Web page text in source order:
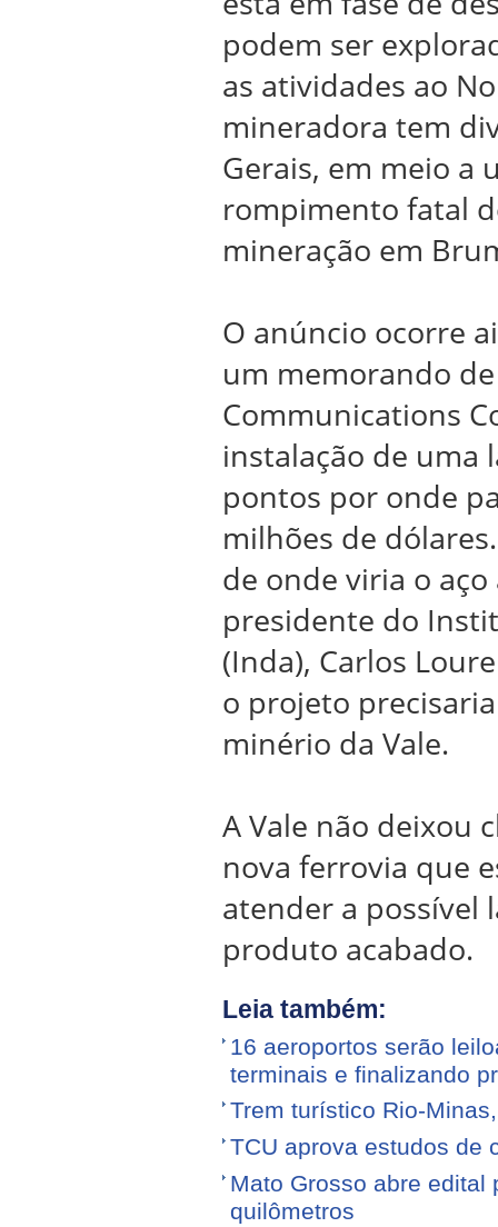
podem ser
as atividades ao
mineradora tem
Gerais, em meio a
rompimento fatal
mineração em
O anúncio ocorre
um memorando
Communications
instalação de uma
pontos por onde
milhões de
de onde viria o
presidente do
(Inda), Carlos
o projeto
minério da Vale.
A Vale não deixou
nova ferrovia que
atender a possível
produto acabado.
Leia também:
16 aeroportos serão
terminais e finalizando
Trem turístico Rio-
TCU aprova estudos de
Mato Grosso abre edital
quilômetros